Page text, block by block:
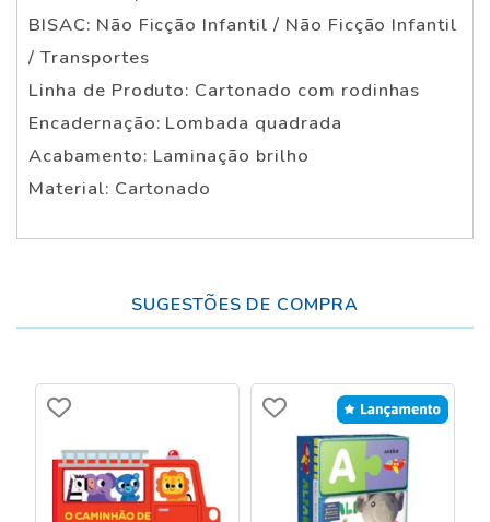
BISAC: Não Ficção Infantil / Não Ficção Infantil
/ Transportes
Linha de Produto: Cartonado com rodinhas
Encadernação: Lombada quadrada
Acabamento: Laminação brilho
Material: Cartonado
SUGESTÕES DE COMPRA